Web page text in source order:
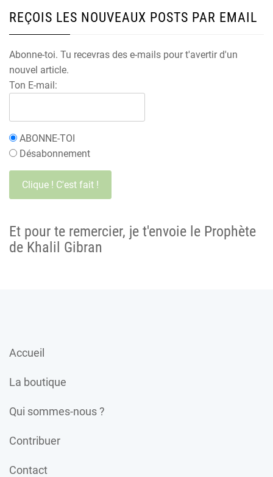
REÇOIS LES NOUVEAUX POSTS PAR EMAIL
Abonne-toi. Tu recevras des e-mails pour t'avertir d'un
nouvel article.
Ton E-mail:
ABONNE-TOI
Désabonnement
Et pour te remercier, je t'envoie le Prophète
de Khalil Gibran
Accueil
La boutique
Qui sommes-nous ?
Contribuer
Contact